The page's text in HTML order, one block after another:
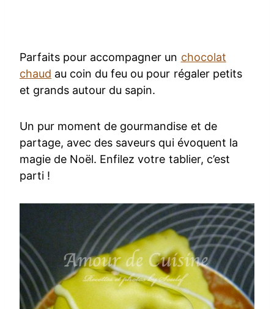
Parfaits pour accompagner un chocolat
chaud au coin du feu ou pour régaler petits
et grands autour du sapin.
Un pur moment de gourmandise et de
partage, avec des saveurs qui évoquent la
magie de Noël. Enfilez votre tablier, c’est
parti !